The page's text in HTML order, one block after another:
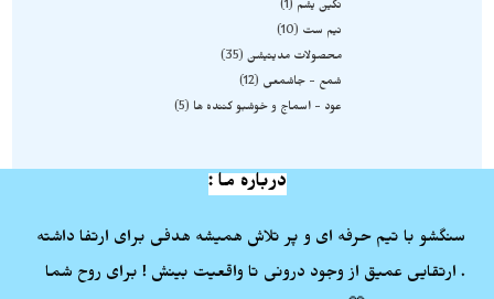
نگین یشم
1
نیم ست
10
محصولات مدیتیشن 35
شمع - جاشمعی
12
عود - اسماج و خوشبو کننده ها
5
درباره ما :
سنگشو با تیم حرفه ای و پر تلاش همیشه هدفی برای ارتفا داشته
. ارتقایی عمیق از وجود درونی تا واقعیت بینش ! برای روح شما